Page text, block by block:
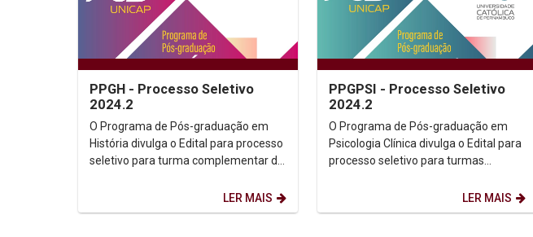
PPGH - Processo Seletivo
2024.2
O Programa de Pós-graduação em
História divulga o Edital para processo
seletivo para turma complementar de
LER MAIS
PPGPSI - Processo Seletivo
2024.2
O Programa de Pós-graduação em
Psicologia Clínica divulga o Edital para
processo seletivo para turmas
LER MAIS